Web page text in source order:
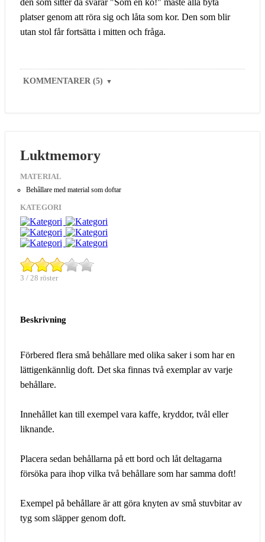
platser genom att röra sig och låta som kor. Den som blir
utan stol får fortsätta i mitten och fråga.
KOMMENTARER (5) ▼
Luktmemory
MATERIAL
Behållare med material som doftar
KATEGORI
3 / 28 röster
Beskrivning
Förbered flera små behållare med olika saker i som har en
lättigenkännlig doft. Det ska finnas två exemplar av varje
behållare.
Innehållet kan till exempel vara kaffe, kryddor, tvål eller
liknande.
Placera sedan behållarna på ett bord och låt deltagarna
försöka para ihop vilka två behållare som har samma doft!
Exempel på behållare är att göra knyten av små stuvbitar av
tyg som släpper genom doft.